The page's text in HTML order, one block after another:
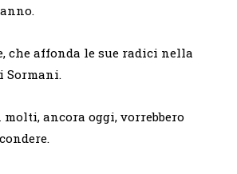
che affonda le sue radici nella
Sormani.
ancora oggi, vorrebbero